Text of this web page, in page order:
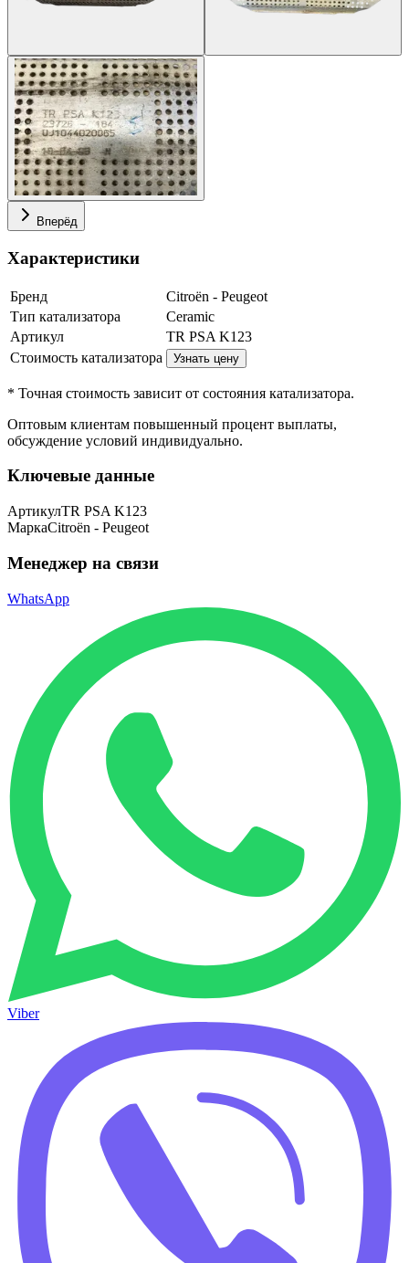
Вперёд
Характеристики
Бренд
Citroën - Peugeot
Тип катализатора
Ceramic
Артикул
TR PSA K123
Стоимость катализатора
Узнать цену
* Точная стоимость зависит от состояния катализатора.
Оптовым клиентам повышенный процент выплаты,
обсуждение условий индивидуально.
Ключевые данные
АртикулTR PSA K123
МаркаCitroën - Peugeot
Менеджер на связи
WhatsApp
Viber